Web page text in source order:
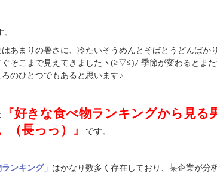
あまりの暑さに、冷たいそうめんとそばとうどんばか
ぐそこまで見えてきましたヽ(≧▽≦)ﾉ 季節が変わるとま
のひとつでもあると思います♪
『好きな食べ物ランキングから見る
（長っっ）』
です。
ランキング」 はかなり数多く存在しており、某企業が分